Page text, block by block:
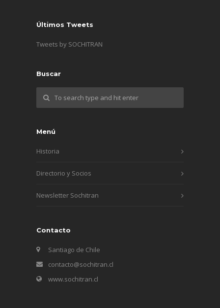
Últimos Tweets
Tweets by SOCHITRAN
Buscar
Menú
Historia
Directorio y Socios
Newsletter Sochitran
Contacto
Santiago de Chile
contacto@sochitran.cl
www.sochitran.cl